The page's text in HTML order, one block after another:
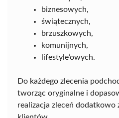
biznesowych,
świątecznych,
brzuszkowych,
komunijnych,
lifestyle’owych.
Do każdego zlecenia
tworząc oryginalne i
realizacja zleceń dodatkowo